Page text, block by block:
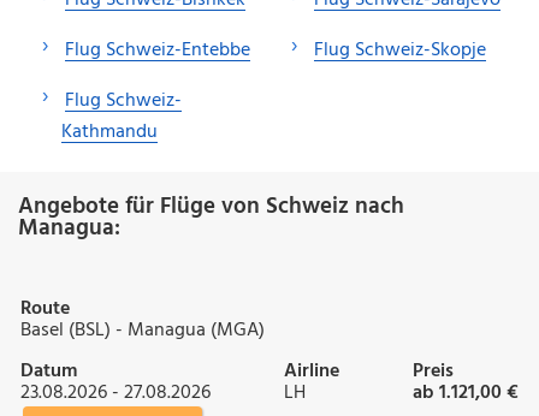
Flug Schweiz-Entebbe
Flug Schweiz-
Kathmandu
Flug Schweiz-Skopje
Angebote für Flüge von Schweiz nach
Managua:
Route
Basel (BSL) - Managua (MGA)
Datum
23.08.2026 - 27.08.2026
Airline
LH
Preis
ab 1.121,00 €